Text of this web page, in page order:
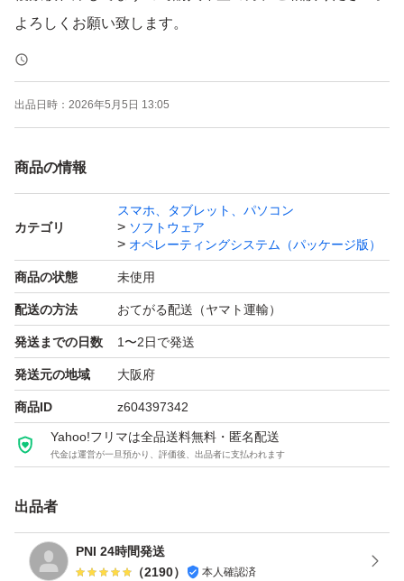
よろしくお願い致します。
出品日時： 2026年5月5日 13:05
商品の情報
カテゴリ
スマホ、タブレット、パソコン
ソフトウェア
オペレーティングシステム（パッケージ版）
商品の状態 未使用
配送の方法 おてがる配送（ヤマト運輸）
発送までの日数 1〜2日で発送
発送元の地域 大阪府
商品ID z604397342
Yahoo!フリマは全品送料無料・匿名配送
代金は運営が一旦預かり、評価後、出品者に支払われます
出品者
PNI 24時間発送
（2190） 本人確認済